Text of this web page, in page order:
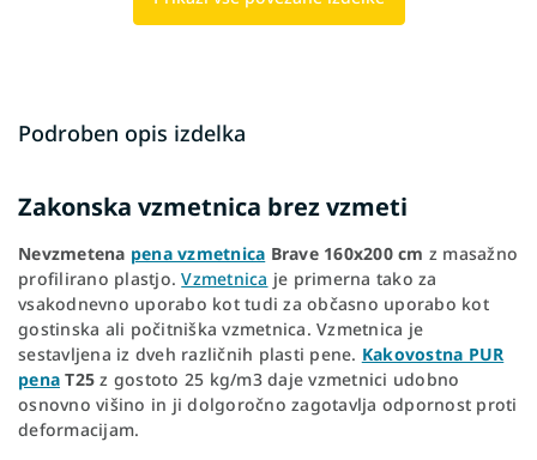
Podroben opis izdelka
Zakonska vzmetnica brez vzmeti
Nevzmetena pena vzmetnica Brave 160x200 cm z masažno
profilirano plastjo.Vzmetnica je primerna tako za
vsakodnevno uporabo kot tudi za občasno uporabo kot
gostinska ali počitniška vzmetnica. Vzmetnica je
sestavljena iz dveh različnih plasti pene. Kakovostna PUR
pena T25 z gostoto 25 kg/m3 daje vzmetnici udobno
osnovno višino in ji dolgoročno zagotavlja odpornost proti
deformacijam.